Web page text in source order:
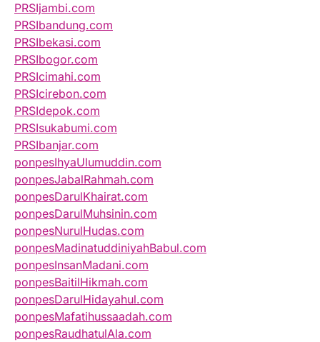
PRSIjambi.com
PRSIbandung.com
PRSIbekasi.com
PRSIbogor.com
PRSIcimahi.com
PRSIcirebon.com
PRSIdepok.com
PRSIsukabumi.com
PRSIbanjar.com
ponpesIhyaUlumuddin.com
ponpesJabalRahmah.com
ponpesDarulKhairat.com
ponpesDarulMuhsinin.com
ponpesNurulHudas.com
ponpesMadinatuddiniyahBabul.com
ponpesInsanMadani.com
ponpesBaitilHikmah.com
ponpesDarulHidayahul.com
ponpesMafatihussaadah.com
ponpesRaudhatulAla.com